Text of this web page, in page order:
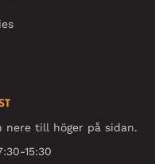
till höger på sidan.
15:30